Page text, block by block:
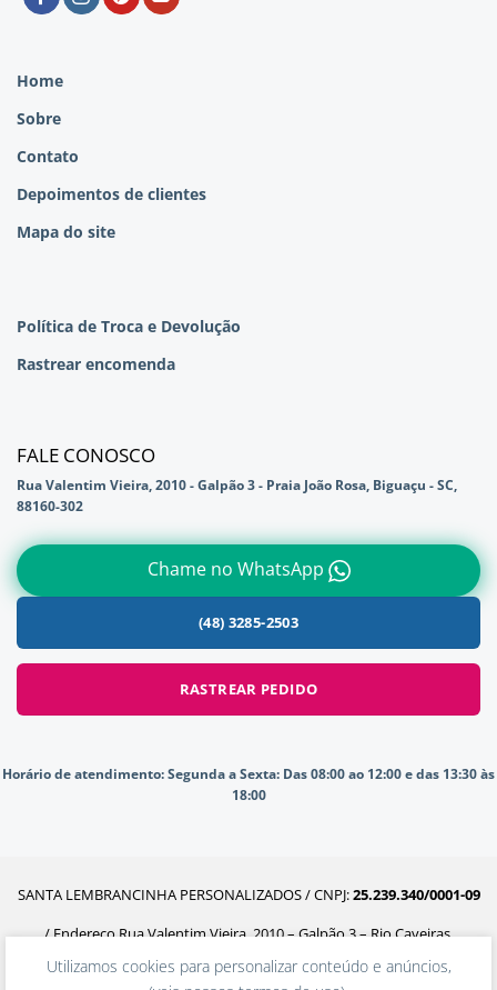
Home
Sobre
Contato
Depoimentos de clientes
Mapa do site
Política de Troca e Devolução
Rastrear encomenda
FALE CONOSCO
Rua Valentim Vieira, 2010 - Galpão 3 - Praia João Rosa, Biguaçu - SC,
88160-302
Chame no WhatsApp
(48) 3285-2503
RASTREAR PEDIDO
Horário de atendimento:Segunda a Sexta: Das 08:00 ao 12:00 e das 13:30 às
18:00
SANTA LEMBRANCINHA PERSONALIZADOS / CNPJ:25.239.340/0001-09
/ Endereço Rua Valentim Vieira, 2010 – Galpão 3 – Rio Caveiras,
Biguaçu – SC, 88160-302
Utilizamos cookies para personalizar conteúdo e anúncios,